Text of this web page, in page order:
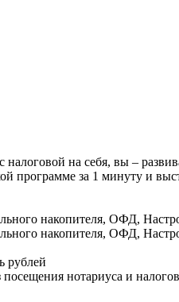
на себя, вы –
программе за 1 минуту и
накопителя, ОФД,
накопителя, ОФД,
рублей
нотариуса и